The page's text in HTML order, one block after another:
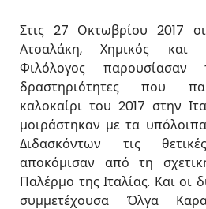
Στις 27 Οκτωβρίου 2017
Ατσαλάκη, Χημικός και
Φιλόλογος παρουσίασαν
δραστηριότητες που
καλοκαίρι του 2017 στην
μοιράστηκαν με τα
Διδασκόντων τις
αποκόμισαν από τη
Παλέρμο της Ιταλίας. Και οι
συμμετέχουσα Όλγα